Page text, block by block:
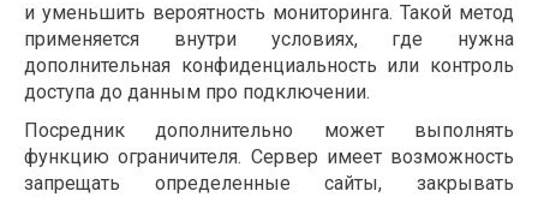
и уменьшить вероятность мониторинга. Такой метод
применяется внутри условиях, где нужна
дополнительная конфиденциальность или контроль
доступа до данным про подключении.
Посредник дополнительно может выполнять
функцию ограничителя. Сервер имеет возможность
запрещать определенные сайты, закрывать